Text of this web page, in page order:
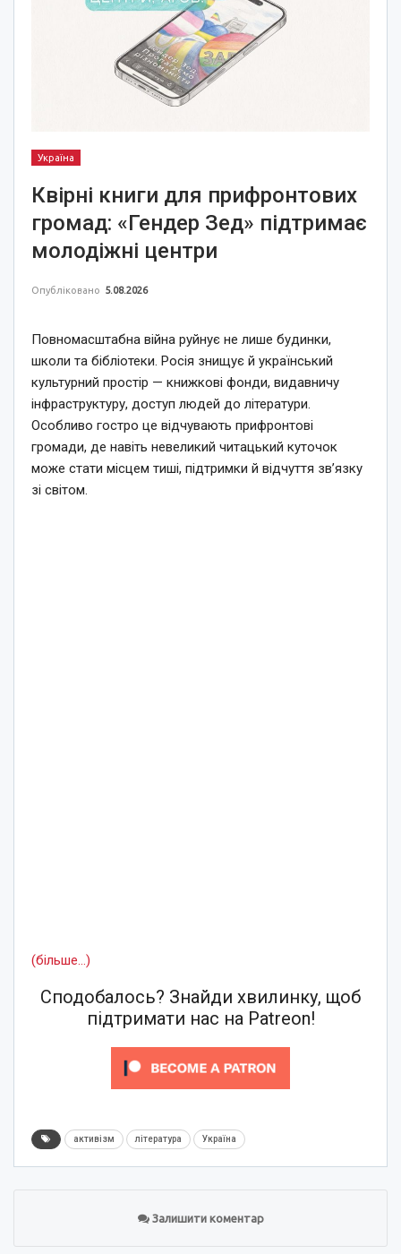
Україна
Квірні книги для прифронтових
громад: «Гендер Зед» підтримає
молодіжні центри
Опубліковано 5.08.2026
Повномасштабна війна руйнує не лише будинки,
школи та бібліотеки. Росія знищує й український
культурний простір — книжкові фонди, видавничу
інфраструктуру, доступ людей до літератури.
Особливо гостро це відчувають прифронтові
громади, де навіть невеликий читацький куточок
може стати місцем тиші, підтримки й відчуття зв’язку
зі світом.
(більше…)
Сподобалось? Знайди хвилинку, щоб
підтримати нас на Patreon!
активізм література Україна
Залишити коментар